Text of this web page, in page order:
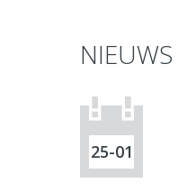
NIEUWS
25-01